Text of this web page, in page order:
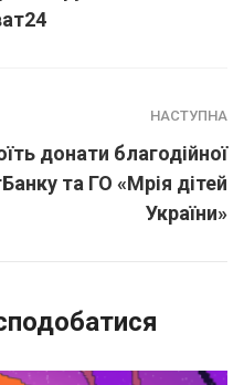
НАСТУПНА
донати благодійної
та ГО «Мрія дітей
України»